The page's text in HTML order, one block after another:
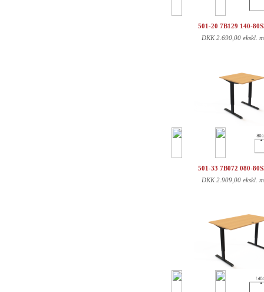
501-20 7B129 140-
DKK2.690,00 ekskl.
501-33 7B072 080-
DKK2.909,00 ekskl.